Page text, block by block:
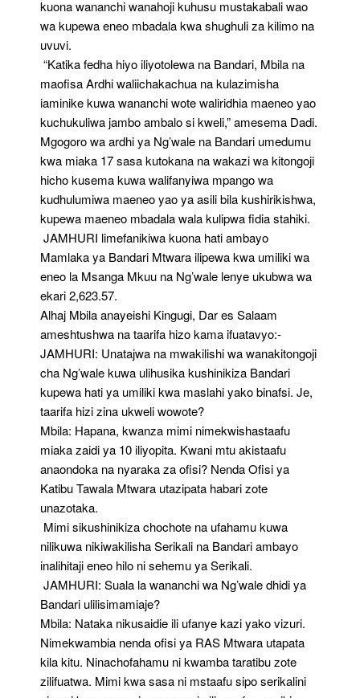
kuona wananchi wanahoji kuhusu mustakabali wao
wa kupewa eneo mbadala kwa shughuli za kilimo na
uvuvi.
“Katika fedha hiyo iliyotolewa na Bandari, Mbila na
maofisa Ardhi waliichakachua na kulazimisha
iaminike kuwa wananchi wote waliridhia maeneo yao
kuchukuliwa jambo ambalo si kweli,” amesema Dadi.
Mgogoro wa ardhi ya Ng’wale na Bandari umedumu
kwa miaka 17 sasa kutokana na wakazi wa kitongoji
hicho kusema kuwa walifanyiwa mpango wa
kudhulumiwa maeneo yao ya asili bila kushirikishwa,
kupewa maeneo mbadala wala kulipwa fidia stahiki.
JAMHURI limefanikiwa kuona hati ambayo
Mamlaka ya Bandari Mtwara ilipewa kwa umiliki wa
eneo la Msanga Mkuu na Ng’wale lenye ukubwa wa
ekari 2,623.57.
Alhaj Mbila anayeishi Kingugi, Dar es Salaam
ameshtushwa na taarifa hizo kama ifuatavyo:-
JAMHURI: Unatajwa na mwakilishi wa wanakitongoji
cha Ng’wale kuwa ulihusika kushinikiza Bandari
kupewa hati ya umiliki kwa maslahi yako binafsi. Je,
taarifa hizi zina ukweli wowote?
Mbila: Hapana, kwanza mimi nimekwishastaafu
miaka zaidi ya 10 iliyopita. Kwani mtu akistaafu
anaondoka na nyaraka za ofisi? Nenda Ofisi ya
Katibu Tawala Mtwara utazipata habari zote
unazotaka.
Mimi sikushinikiza chochote na ufahamu kuwa
nilikuwa nikiwakilisha Serikali na Bandari ambayo
inalihitaji eneo hilo ni sehemu ya Serikali.
JAMHURI: Suala la wananchi wa Ng’wale dhidi ya
Bandari ulilisimamiaje?
Mbila: Nataka nikusaidie ili ufanye kazi yako vizuri.
Nimekwambia nenda ofisi ya RAS Mtwara utapata
kila kitu. Ninachofahamu ni kwamba taratibu zote
zilifuatwa. Mimi kwa sasa ni mstaafu sipo serikalini